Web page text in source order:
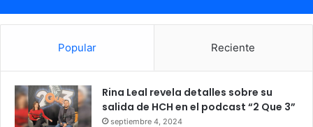
Popular Reciente
Rina Leal revela detalles sobre su
salida de HCH en el podcast “2 Que 3”
septiembre 4, 2024